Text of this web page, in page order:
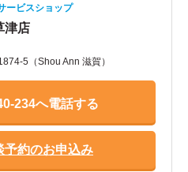
ービスショップ
津店
5（Shou Ann 滋賀）
234へ電話する
予約のお申込み